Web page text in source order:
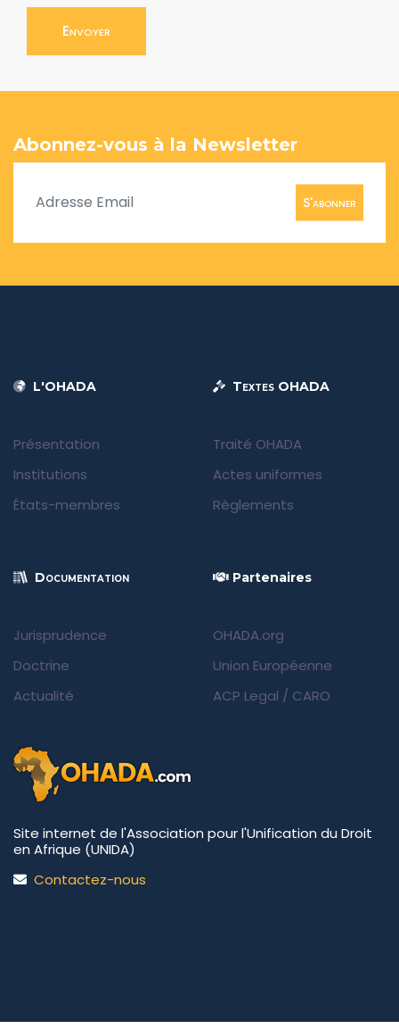
Envoyer
Abonnez-vous à la Newsletter
S'abonner
L'OHADA
Présentation
Institutions
États-membres
Textes OHADA
Traité OHADA
Actes uniformes
Règlements
Documentation
Jurisprudence
Doctrine
Actualité
Partenaires
OHADA.org
Union Européenne
ACP Legal / CARO
Site internet de l'Association pour l'Unification du Droit
en Afrique (UNIDA)
Contactez-nous